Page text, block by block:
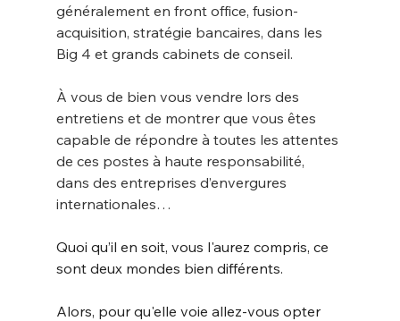
généralement en front office, fusion-
acquisition, stratégie bancaires, dans les
Big 4 et grands cabinets de conseil.
À vous de bien vous vendre lors des
entretiens et de montrer que vous êtes
capable de répondre à toutes les attentes
de ces postes à haute responsabilité,
dans des entreprises d’envergures
internationales…
Quoi qu’il en soit, vous l'aurez compris, ce
sont deux mondes bien différents.
Alors, pour qu'elle voie allez-vous opter